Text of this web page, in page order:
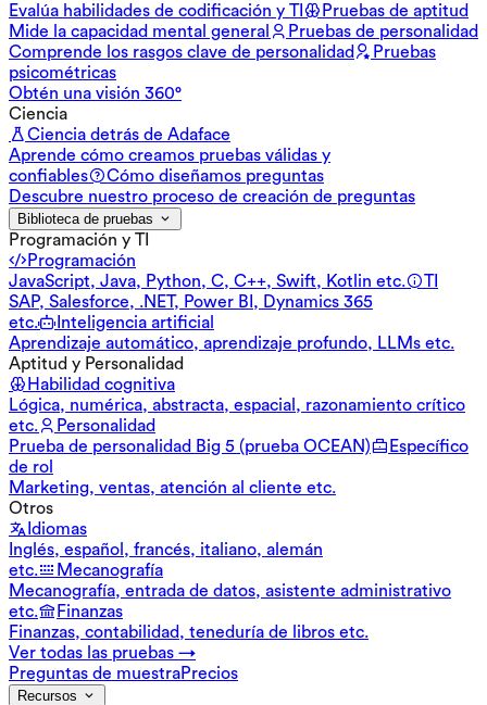
Evalúa habilidades de codificación y TI
Pruebas de aptitud
Mide la capacidad mental general
Pruebas de personalidad
Comprende los rasgos clave de personalidad
Pruebas
psicométricas
Obtén una visión 360°
Ciencia
Ciencia detrás de Adaface
Aprende cómo creamos pruebas válidas y
confiables
Cómo diseñamos preguntas
Descubre nuestro proceso de creación de preguntas
Biblioteca de pruebas
Programación y TI
Programación
JavaScript, Java, Python, C, C++, Swift, Kotlin etc.
TI
SAP, Salesforce, .NET, Power BI, Dynamics 365
etc.
Inteligencia artificial
Aprendizaje automático, aprendizaje profundo, LLMs etc.
Aptitud y Personalidad
Habilidad cognitiva
Lógica, numérica, abstracta, espacial, razonamiento crítico
etc.
Personalidad
Prueba de personalidad Big 5 (prueba OCEAN)
Específico
de rol
Marketing, ventas, atención al cliente etc.
Otros
Idiomas
Inglés, español, francés, italiano, alemán
etc.
Mecanografía
Mecanografía, entrada de datos, asistente administrativo
etc.
Finanzas
Finanzas, contabilidad, teneduría de libros etc.
Ver todas las pruebas →
Preguntas de muestraPrecios
Recursos